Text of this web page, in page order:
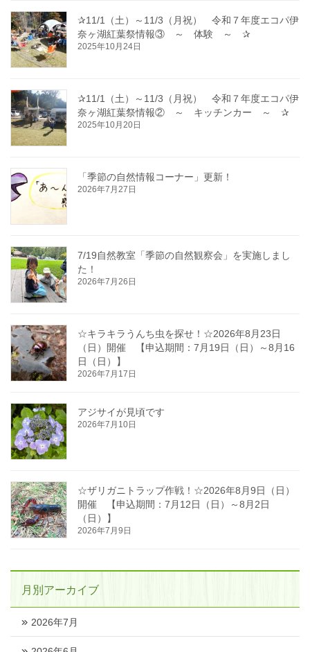
✰11/1（土）～11/3（月祝） 令和７年度エコパ伊
奈ヶ湖紅葉祭情報③ ～ 体験 ～ ✰
2025年10月24日
✰11/1（土）～11/3（月祝） 令和７年度エコパ伊
奈ヶ湖紅葉祭情報② ～ キッチンカー ～ ✰
2025年10月20日
「季節の自然情報コーナー」更新！
2026年7月27日
7/19自然教室「季節の自然観察会」を実施しまし
た！
2026年7月26日
☆キラキラうんち虫を探せ！☆2026年8月23日
（日）開催 【申込期間：7月19日（日）～8月16
日（日）】
2026年7月17日
アジサイが見頃です
2026年7月10日
☆ザリガニトラップ作戦！☆2026年8月9日（日）
開催 【申込期間：7月12日（日）～8月2日
（日）】
2026年7月9日
月別アーカイブ
2026年7月